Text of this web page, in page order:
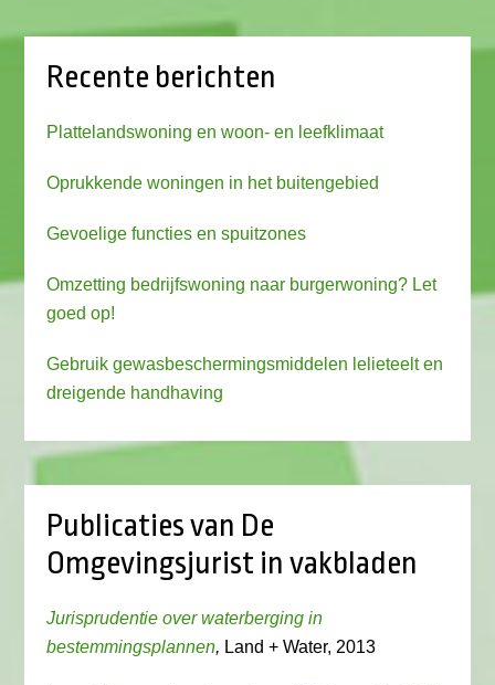
Recente berichten
Plattelandswoning en woon- en leefklimaat
Oprukkende woningen in het buitengebied
Gevoelige functies en spuitzones
Omzetting bedrijfswoning naar burgerwoning? Let
goed op!
Gebruik gewasbeschermingsmiddelen lelieteelt en
dreigende handhaving
Publicaties van De
Omgevingsjurist in vakbladen
Jurisprudentie over waterberging in
bestemmingsplannen, Land + Water, 2013